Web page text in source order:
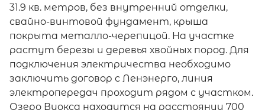
31.9 кв. метров, без внутренний отделки,
свайно-винтовой фундамент, крыша
покрыта металло-черепицой. На участке
растут березы и деревья хвойных пород. Для
подключения электричества необходимо
заключить договор с Ленэнерго, линия
электропередач проходит рядом с участком.
Озеро Вуокса находится на расстоянии 700